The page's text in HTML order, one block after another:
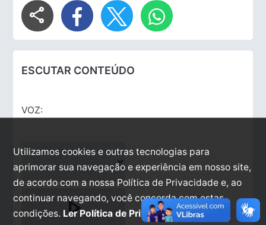
share
ESCUTAR CONTEÚDO
VOZ:
play_arrow
Utilizamos cookies e outras tecnologias para
aprimorar sua navegação e experiência em nosso site,
de acordo com a nossa Política de Privacidade e, ao
continuar navegando, você concorda com estas
condições. Ler Política de Privacidade.